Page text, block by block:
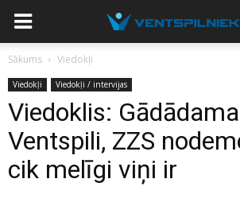
Sākums Viedokļi
Viedokļi Viedokļi / intervijas
Viedoklis:
Ventspili, ZZS
cik melīgi viņi ir